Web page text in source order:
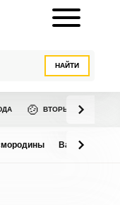
НАЙТИ
🍲 ВТОРЫЕ БЛЮДА
Варенье из